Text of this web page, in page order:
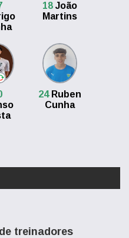
18João
Martins
24Ruben
Cunha
treinadores